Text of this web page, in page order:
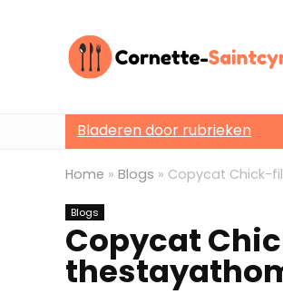
Bladeren door rubrieken
Home » Blogs » Copycat Chick-
Blogs
Copycat